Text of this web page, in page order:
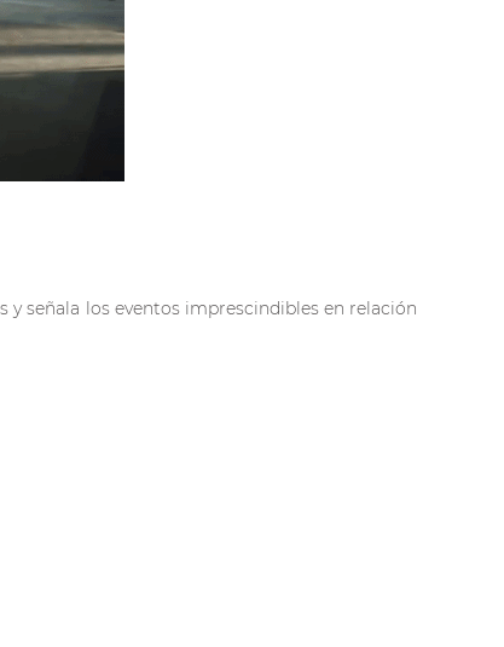
señala los eventos imprescindibles en relación